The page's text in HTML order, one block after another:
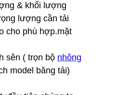
& khối lượng
lượng cần tải
cho phù hợp.mặt
sên ( trọn bộ nhông
model băng tải)